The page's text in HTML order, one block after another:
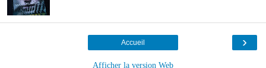
›
Accueil
Afficher la version Web